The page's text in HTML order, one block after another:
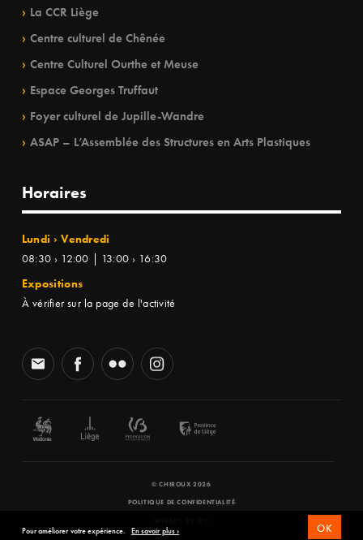
La CCR Liège
Centre culturel de Chênée
Centre Culturel Ourthe et Meuse
Espace Georges Truffaut
Foyer culturel de Jupille-Wandre
ASAP – L’Assemblée des Structures en Arts Plastiques
Horaires
Lundi › Vendredi
08:30 › 12:00 | 13:00 › 16:30
Expositions
À vérifier sur la page de l'activité
© CHIROUX 2026
POLITIQUE DE CONFIDENTIALITÉ
Pour améliorer votre expérience. En savoir plus › OK